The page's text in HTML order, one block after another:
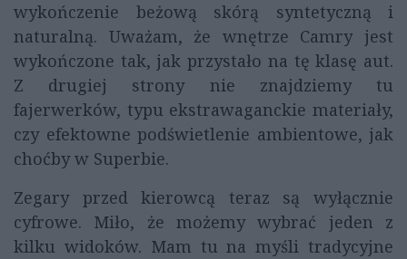
wykończenie beżową skórą syntetyczną i
naturalną. Uważam, że wnętrze Camry jest
wykończone tak, jak przystało na tę klasę aut.
Z drugiej strony nie znajdziemy tu
fajerwerków, typu ekstrawaganckie materiały,
czy efektowne podświetlenie ambientowe, jak
choćby w Superbie.
Zegary przed kierowcą teraz są wyłącznie
cyfrowe. Miło, że możemy wybrać jeden z
kilku widoków. Mam tu na myśli tradycyjne